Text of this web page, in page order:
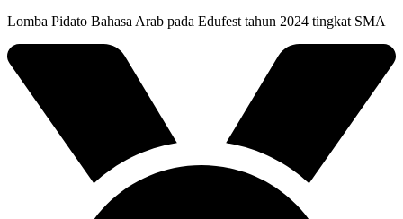
Lomba Pidato Bahasa Arab pada Edufest tahun 2024 tingkat SMA